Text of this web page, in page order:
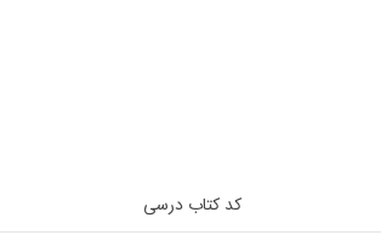
کد کتاب درسی